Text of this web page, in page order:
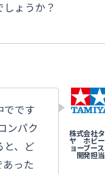
ょうか？
でです
ンパク
と、ど
った